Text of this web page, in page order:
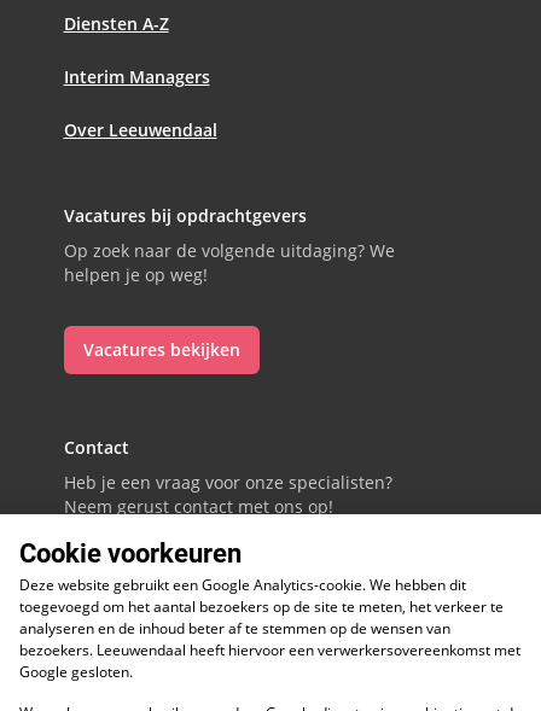
Diensten A-Z
Interim Managers
Over Leeuwendaal
Contact
Heb je een vraag voor onze specialisten?
Neem gerust contact met ons op!
088 - 0086800
Volg ons op LinkedIn
Vacatures bij opdrachtgevers
Op zoek naar de volgende uitdaging? We
helpen je op weg!
Vacatures bekijken
Cookie voorkeuren
Deze website gebruikt een Google Analytics-cookie. We hebben dit
toegevoegd om het aantal bezoekers op de site te meten, het verkeer te
analyseren en de inhoud beter af te stemmen op de wensen van
bezoekers. Leeuwendaal heeft hiervoor een verwerkersovereenkomst met
Google gesloten.